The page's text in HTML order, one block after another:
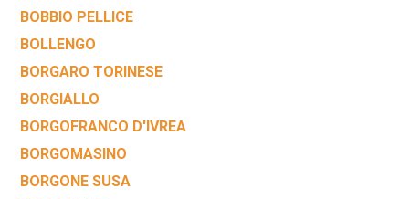
BOBBIO PELLICE
BOLLENGO
BORGARO TORINESE
BORGIALLO
BORGOFRANCO D'IVREA
BORGOMASINO
BORGONE SUSA